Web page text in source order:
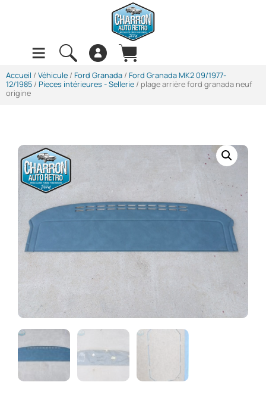
Accueil / Véhicule / Ford Granada / Ford Granada MK2 09/1977-
12/1985 / Pieces intérieures - Sellerie / plage arrière ford granada neuf
origine